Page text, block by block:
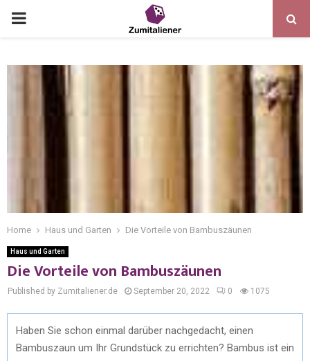
Home Haus und Garten Die Vorteile von Bambuszäunen
Haus und Garten
Die Vorteile von Bambuszäunen
Published by Zumitaliener.de September 20, 2022 0 1075
Haben Sie schon einmal darüber nachgedacht, einen
Bambuszaun um Ihr Grundstück zu errichten? Bambus ist ein